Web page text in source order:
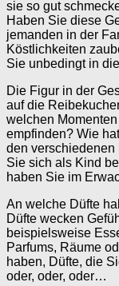
sie so gut
Haben Sie diese
jemanden in der
Köstlichkeiten
Sie unbedingt in
Die Figur in der
auf die
welchen
empfinden? Wie
den verschiedenen
Sie sich als Kind
haben Sie im
An welche Düfte
Düfte wecken
beispielsweise
Parfums, Räume
haben, Düfte, die
oder, oder, oder…